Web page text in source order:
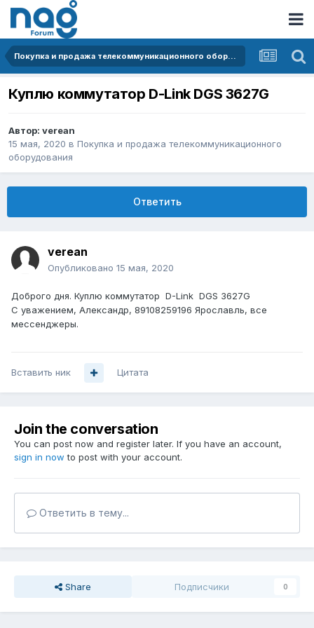
Покупка и продажа телекоммуникационного оборудования
Куплю коммутатор D-Link DGS 3627G
Автор: verean
15 мая, 2020 в Покупка и продажа телекоммуникационного
оборудования
Ответить
verean
Опубликовано 15 мая, 2020
Доброго дня. Куплю коммутатор D-Link DGS 3627G
С уважением, Александр, 89108259196 Ярославль, все
мессенджеры.
Вставить ник Цитата
Join the conversation
You can post now and register later. If you have an account,
sign in now to post with your account.
Ответить в тему...
Share Подписчики 0